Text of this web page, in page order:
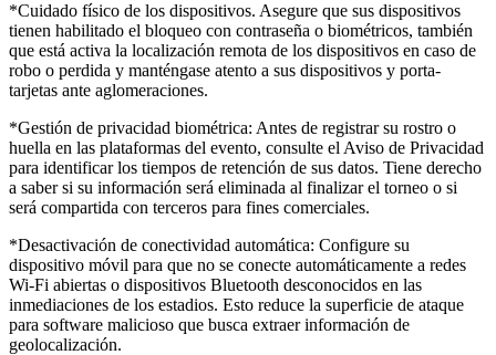
*Cuidado físico de los dispositivos. Asegure que sus dispositivos
tienen habilitado el bloqueo con contraseña o biométricos, también
que está activa la localización remota de los dispositivos en caso de
robo o perdida y manténgase atento a sus dispositivos y porta-
tarjetas ante aglomeraciones.
*Gestión de privacidad biométrica: Antes de registrar su rostro o
huella en las plataformas del evento, consulte el Aviso de Privacidad
para identificar los tiempos de retención de sus datos. Tiene derecho
a saber si su información será eliminada al finalizar el torneo o si
será compartida con terceros para fines comerciales.
*Desactivación de conectividad automática: Configure su
dispositivo móvil para que no se conecte automáticamente a redes
Wi-Fi abiertas o dispositivos Bluetooth desconocidos en las
inmediaciones de los estadios. Esto reduce la superficie de ataque
para software malicioso que busca extraer información de
geolocalización.